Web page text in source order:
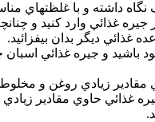
نگاه داشته و با غلظتهاي
غذائي وارد کنيد و
غذائي ديگر بدان بيفزائيد.
باشيد و جيره غذائي اسبان
مقادير زيادي روغن و
غذائي حاوي مقادير زيادي